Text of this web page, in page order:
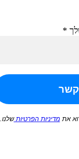
הפרטיותשלנו.